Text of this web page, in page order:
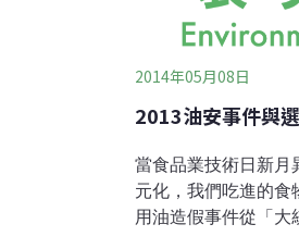
2014年05月08日
2013油安事件與
當食品業技術日新月
元化，我們吃進的食
用油造假事件從「